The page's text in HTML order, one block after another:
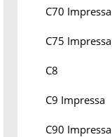
C70 Impressa
C75 Impressa
C8
C9 Impressa
C90 Impressa